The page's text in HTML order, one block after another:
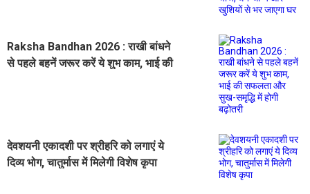
Raksha Bandhan 2026 : राखी बांधने
से पहले बहनें जरूर करें ये शुभ काम, भाई की
देवशयनी एकादशी पर श्रीहरि को लगाएं ये
दिव्य भोग, चातुर्मास में मिलेगी विशेष कृपा